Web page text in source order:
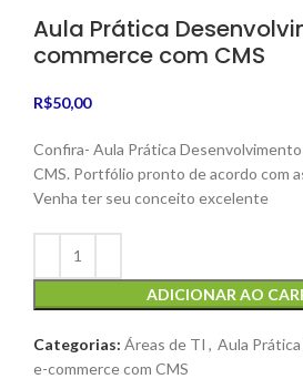
Aula Prática
commerce com CMS
R$50,00
Confira- Aula Prática
CMS. Portfólio pronto de acordo com
Venha ter seu conceito excelente
ADICIONAR AO
Categorias: Áreas de TI , Aula
e-commerce com CMS